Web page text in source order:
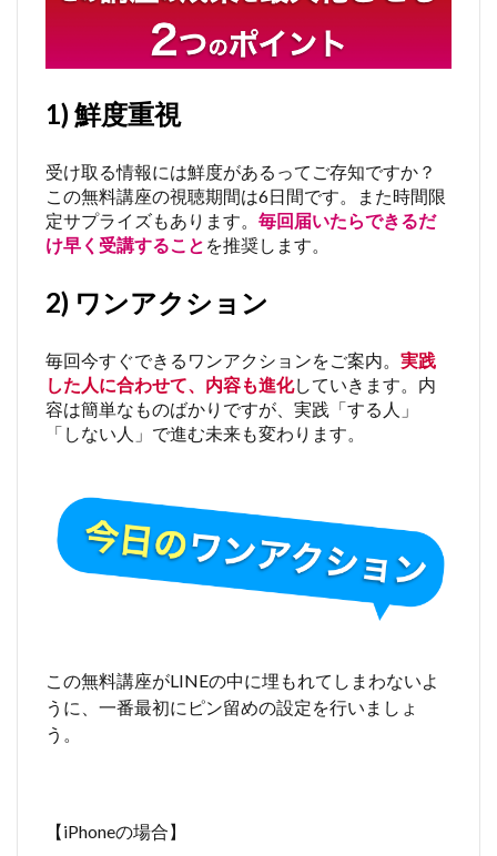
1) 鮮度重視
受け取る情報には鮮度があるってご存知ですか？
この無料講座の視聴期間は6日間です。また時間限
定サプライズもあります。 毎回届いたらできるだ
け早く受講すること を推奨します。
2) ワンアクション
毎回今すぐできるワンアクションをご案内。 実践
した人に合わせて、内容も進化していきます。内
容は簡単なものばかりですが、実践「する人」
「しない人」で進む未来も変わります。
この無料講座がLINEの中に埋もれてしまわないよ
うに、一番最初にピン留めの設定を行いましょ
う。
【iPhoneの場合】